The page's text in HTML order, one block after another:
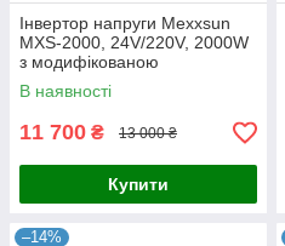
Інвертор напруги Mexxsun
MXS-2000, 24V/220V, 2000W
з модифікованою
синусоїдою, 2 Shuko, клемні
дроти, Q4
В наявності
11 700 ₴ 13 000 ₴
Купити
–14%